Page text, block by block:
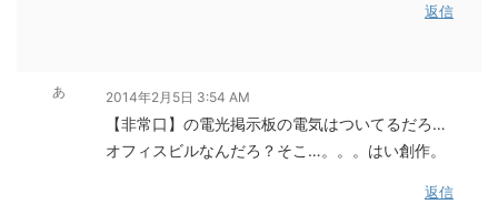
返信
あ 2014年2月5日 3:54 AM
【非常口】の電光掲示板の電気はついてるだろ…
オフィスビルなんだろ？そこ…。。。はい創作。
返信